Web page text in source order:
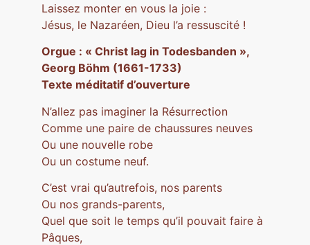
Laissez monter en vous la joie :
Jésus, le Nazaréen, Dieu l’a ressuscité !
Orgue : « Christ lag in Todesbanden »,
Georg Böhm (1661-1733)
Texte méditatif d’ouverture
N’allez pas imaginer la Résurrection
Comme une paire de chaussures neuves
Ou une nouvelle robe
Ou un costume neuf.
C’est vrai qu’autrefois, nos parents
Ou nos grands-parents,
Quel que soit le temps qu’il pouvait faire à
Pâques,